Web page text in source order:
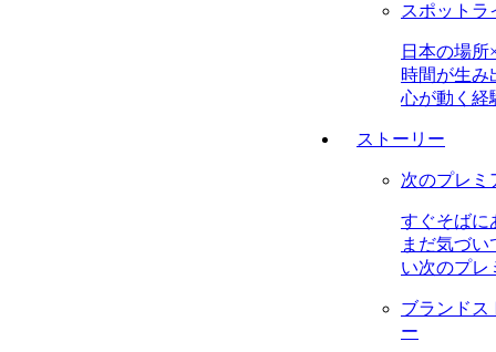
スポットラ
日本の場所
時間が生み
心が動く経
ストーリー
次のプレミ
すぐそばに
まだ気づい
い次のプレ
ブランドス
ー